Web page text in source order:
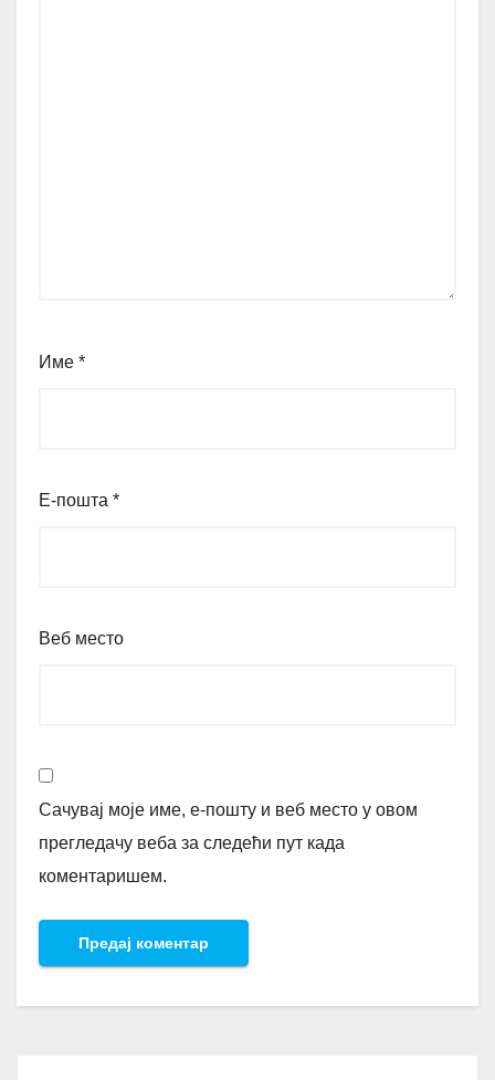
Име *
Е-пошта *
Веб место
Сачувај моје име, е-пошту и веб место у овом
прегледачу веба за следећи пут када
коментаришем.